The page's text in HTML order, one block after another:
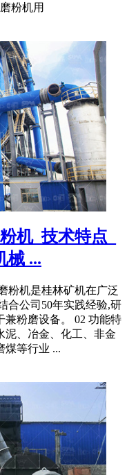
粉机用
机_技术特点_
械 ...
粉机是桂林矿机在广泛
合公司50年实践经验,研
兼粉磨设备。 02 功能特
泥、冶金、化工、非金
煤等行业 ...